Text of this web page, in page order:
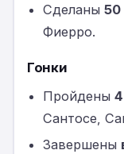
Сделаны 50
Фиерро.
Гонки
Пройдены
Сантосе,
Завершены